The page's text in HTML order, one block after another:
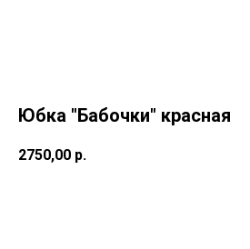
Юбка "Бабочки" красная
2750,00 р.